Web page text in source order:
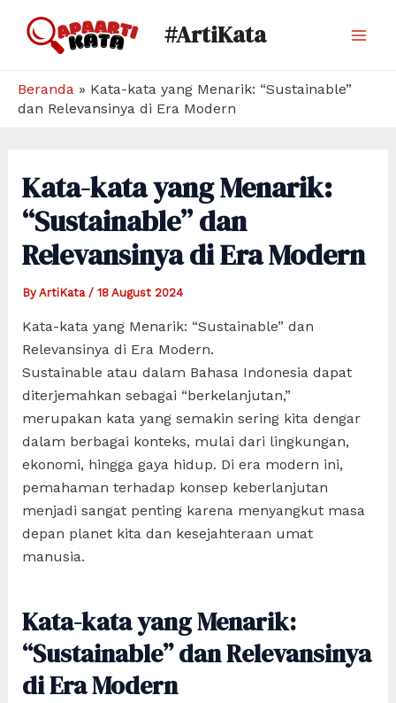
#ArtiKata
Beranda » Kata-kata yang Menarik: “Sustainable”
dan Relevansinya di Era Modern
Kata-kata yang Menarik:
“Sustainable” dan
Relevansinya di Era Modern
By ArtiKata / 18 August 2024
Kata-kata yang Menarik: “Sustainable” dan
Relevansinya di Era Modern.
Sustainable atau dalam Bahasa Indonesia dapat
diterjemahkan sebagai “berkelanjutan,”
merupakan kata yang semakin sering kita dengar
dalam berbagai konteks, mulai dari lingkungan,
ekonomi, hingga gaya hidup. Di era modern ini,
pemahaman terhadap konsep keberlanjutan
menjadi sangat penting karena menyangkut masa
depan planet kita dan kesejahteraan umat
manusia.
Kata-kata yang Menarik:
“Sustainable” dan Relevansinya
di Era Modern